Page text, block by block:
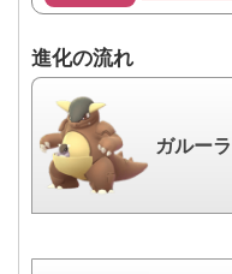
進化の流れ
ガルーラ